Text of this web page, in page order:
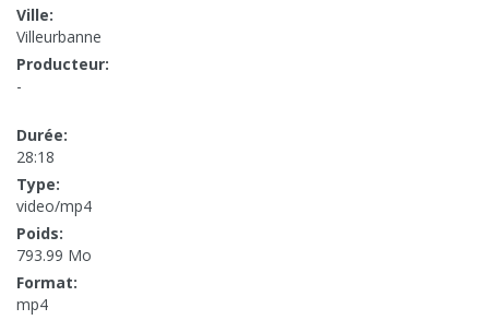
Ville:
Villeurbanne
Producteur:
-
Durée:
28:18
Type:
video/mp4
Poids:
793.99 Mo
Format:
mp4